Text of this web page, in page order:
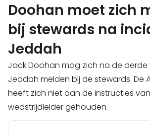
Doohan moet zich
bij stewards na
Jeddah
Jack Doohan mag zich na de derde
Jeddah melden bij de stewards. De
heeft zich niet aan de instructies
wedstrijdleider gehouden.